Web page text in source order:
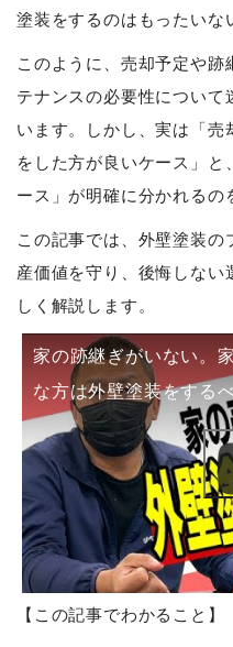
塗装をするのはもったいな
このように、売却予定や跡
テナンスの必要性について
います。しかし、実は「売
をした方が良いケース」と
ース」が明確に分かれるの
この記事では、外壁塗装の
産価値を守り、後悔しない
しく解説します。
家の跡継ぎがいない。
な方は外壁塗装をする
【この記事でわかること】